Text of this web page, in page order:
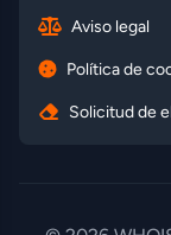
Aviso legal
Política de
Solicitud de